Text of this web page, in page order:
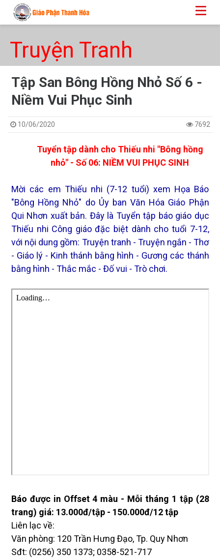
Truyện Tranh
Tập San Bông Hồng Nhỏ Số 6 -
Niềm Vui Phục Sinh
10/06/2020 7692
Tuyển tập dành cho Thiếu nhi "Bông hồng
nhỏ" - Số 06: NIỀM VUI PHỤC SINH
Mời các em Thiếu nhi (7-12 tuổi) xem Họa Báo
"Bông Hồng Nhỏ" do Ủy ban Văn Hóa Giáo Phận
Qui Nhơn xuất bản. Đây là Tuyển tập báo giáo dục
Thiếu nhi Công giáo đặc biệt dành cho tuổi 7-12,
với nội dung gồm: Truyện tranh - Truyện ngắn - Thơ
- Giáo lý - Kinh thánh bằng hình - Gương các thánh
bằng hình - Thắc mắc - Đố vui - Trò chơi.
Báo được in Offset 4 màu - Mỗi tháng 1 tập (28
trang) giá: 13.000đ/tập - 150.000đ/12 tập
Liên lạc về:
Văn phòng: 120 Trần Hưng Đạo, Tp. Quy Nhơn
Sđt: (0256) 350 1373; 0358-521-717